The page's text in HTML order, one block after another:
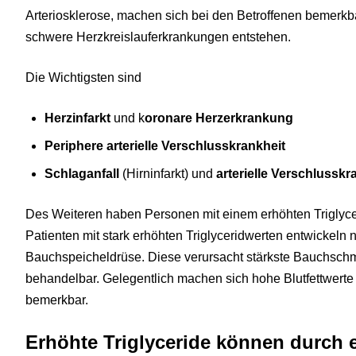
Arteriosklerose, machen sich bei den Betroffenen
schwere Herzkreislauferkrankungen entstehen.
Die Wichtigsten sind
Herzinfarkt und koronare Herzerkrankung
Periphere arterielle Verschlusskrankheit
Schlaganfall (Hirninfarkt) und arterielle
Des Weiteren haben Personen mit einem erhöhten
Patienten mit stark erhöhten Triglyceridwerten entwickeln
Bauchspeicheldrüse. Diese verursacht stärkste
behandelbar. Gelegentlich machen sich hohe
bemerkbar.
Erhöhte Triglyceride können durch